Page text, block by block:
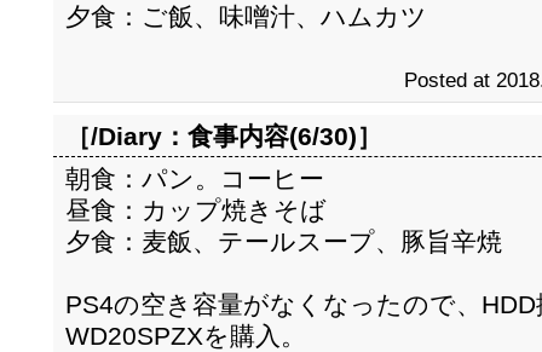
夕食：ご飯、味噌汁、ハムカツ
Posted at
［/Diary： 食事内容(6/30)］
朝食：パン。コーヒー
昼食：カップ焼きそば
夕食：麦飯、テールスープ、豚旨辛焼
PS4の空き容量がなくなったので、
WD20SPZXを購入。